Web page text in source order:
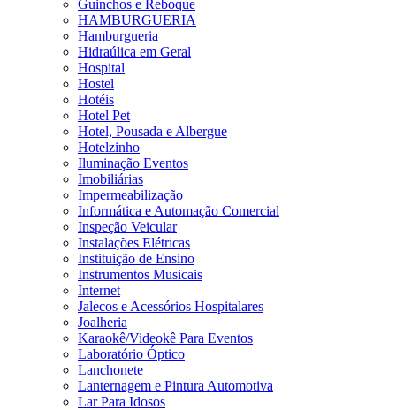
Guinchos e Reboque
HAMBURGUERIA
Hamburgueria
Hidraúlica em Geral
Hospital
Hostel
Hotéis
Hotel Pet
Hotel, Pousada e Albergue
Hotelzinho
Iluminação Eventos
Imobiliárias
Impermeabilização
Informática e Automação Comercial
Inspeção Veicular
Instalações Elétricas
Instituição de Ensino
Instrumentos Musicais
Internet
Jalecos e Acessórios Hospitalares
Joalheria
Karaokê/Videokê Para Eventos
Laboratório Óptico
Lanchonete
Lanternagem e Pintura Automotiva
Lar Para Idosos